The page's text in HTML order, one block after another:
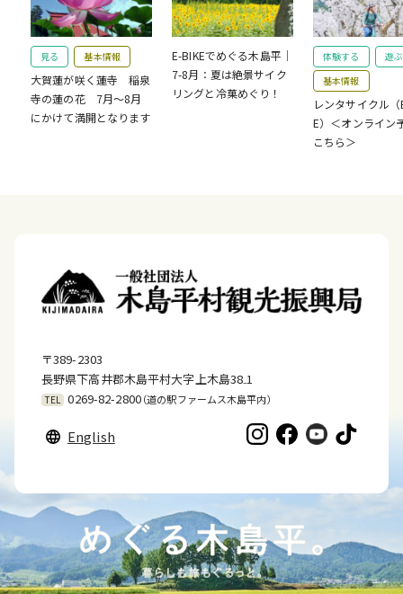
見る 基本情報
大賀蓮が咲く蓮寺 稲泉
寺の蓮の花 7月～8月
にかけて満開となります
E-BIKEでめぐる木島平｜
7-8月：夏は絶景サイク
リングと冷菓めぐり！
体験する
遊ぶ
基本情報
レンタサイクル（
E）＜オンライン
こちら＞
〒389-2303
長野県下高井郡木島平村大字上木島38₋1
TEL 0269-82-2800（道の駅ファームス木島平内）
English